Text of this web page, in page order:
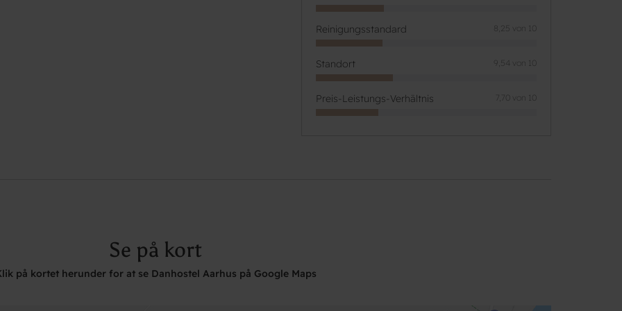
Reinigungsstandard 8,25 von 10
Standort 9,54 von 10
Preis-Leistungs-Verhältnis 7,70 von 10
Se på kort
på kortet herunder for at se Danhostel Aarhus på Google Maps